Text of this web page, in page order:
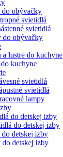
do obývačky
svietidlá
svietidlá
do obývačky
a lustre do kuchyne
kuchyne
svietidlá
svietidlá
lampy
do detskej izby
do detskej izby
detskej izby
do detskej izby